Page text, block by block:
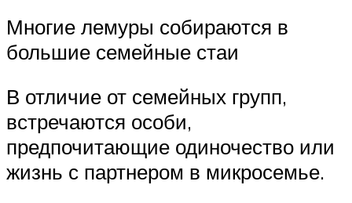
Многие лемуры собираются в
большие семейные стаи
В отличие от семейных групп,
встречаются особи,
предпочитающие одиночество или
жизнь с партнером в микросемье.